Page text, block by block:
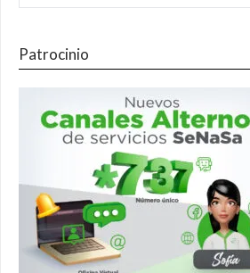
Patrocinio